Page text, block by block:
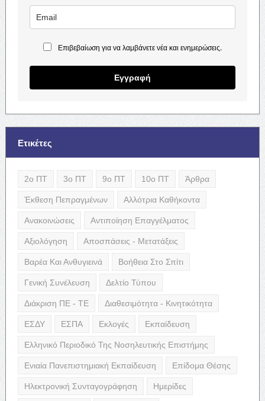
Επιβεβαίωση για να λαμβάνετε νέα και ενημερώσεις.
Εγγραφή
Ετικέτες
2ο ΠΤ 3ο ΠΤ 9ο ΠΤ 10ο ΠΤ Άρθρα
Έκθεση Πεπραγμένων Αλλότρια Καθήκοντα
Ανακοινώσεις Αντιποίηση Επαγγέλματος
Αξιολόγηση Αποσπάσεις - Μετατάξεις
Βαρέα Και Ανθυγιεινά Βοήθεια Στο Σπίτι
Γενική Συνέλευση Δελτίο Τύπου
Διάκριση ΠΕ - ΤΕ Διαθεσιμότητα - Κινητικότητα
ΕΣΔΥ ΕΣΠΑ Εκλογές Εκπαίδευση
Ελληνικό Περιοδικό Της Νοσηλευτικής Επιστήμης
Ενιαία Πανεπιστημιακή Εκπαίδευση Επίδομα Θέσης
Ηλεκτρονική Συνταγογράφηση Ημερίδες